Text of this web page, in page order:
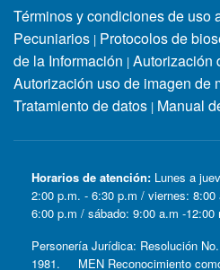
Términos y condiciones de uso
Pecuniarios | Protocolos de
de la Información | Autorización
Autorización uso de imagen de
Tratamiento de datos | Manual
Horarios de atención: Lunes a
2:00 p.m. - 6:30 p.m / viernes:
6:00 p.m / sábado: 9:00 a.m -12:00
Personería Jurídica: Resolución
1981. MEN Reconocimiento